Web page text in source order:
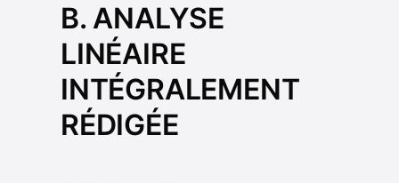
B. ANALYSE
LINÉAIRE
INTÉGRALEMENT
RÉDIGÉE